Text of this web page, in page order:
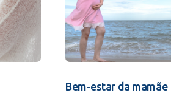
Bem-estar da mamãe